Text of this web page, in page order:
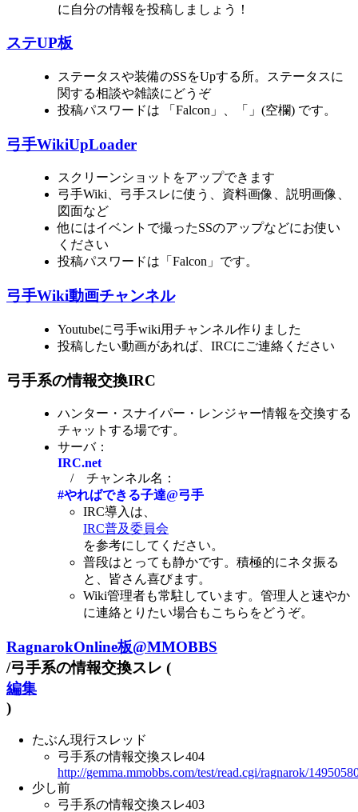
に自分の情報を投稿しましょう！
ステUP板
ステータスや装備のSSをUpする所。ステータスに
関する相談や雑談にどうぞ
投稿パスワードは 「Falcon」、「」(空欄) です。
弓手WikiUpLoader
スクリーンショットをアップできます
弓手Wiki、弓手スレに使う、資料画像、説明画像、
図面など
他にはイベントで撮ったSSのアップなどにお使い
ください
投稿パスワードは「Falcon」です。
弓手Wiki動画チャンネル
Youtubeに弓手wiki用チャンネル作りました
投稿したい動画があれば、IRCにご連絡ください
弓手系の情報交換IRC
ハンター・スナイパー・レンジャー情報を交換する
チャットする場です。
サーバ：
IRC.net
/ チャンネル名：
#やればできる子達@弓手
IRC導入は、
IRC普及委員会
を参考にしてください。
普段はとっても静かです。積極的にネタ振る
と、皆さん喜びます。
Wiki管理者も常駐しています。管理人と速やか
に連絡とりたい場合もこちらをどうぞ。
RagnarokOnline板@MMOBBS
/弓手系の情報交換スレ (
編集
)
たぶん現行スレッド
弓手系の情報交換スレ404
http://gemma.mmobbs.com/test/read.cgi/ragnarok/
少し前
弓手系の情報交換スレ403